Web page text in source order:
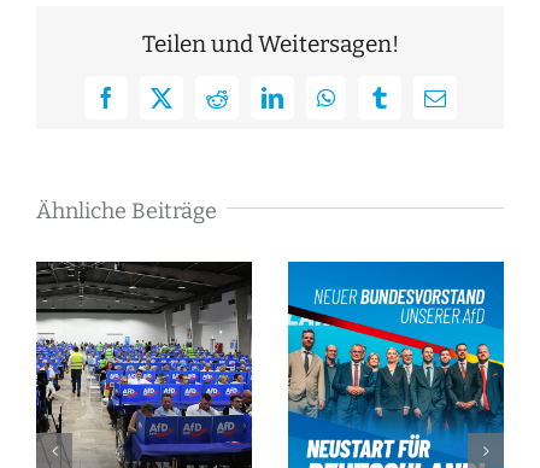
Teilen und Weitersagen!
Facebook
X RedditLinkedInWhatsAppTumblrE-
Ähnliche Beiträge